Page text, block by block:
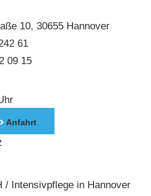
10, 30655 Hannover
61
09 15
Anfahrt
/ Intensivpflege in Hannover